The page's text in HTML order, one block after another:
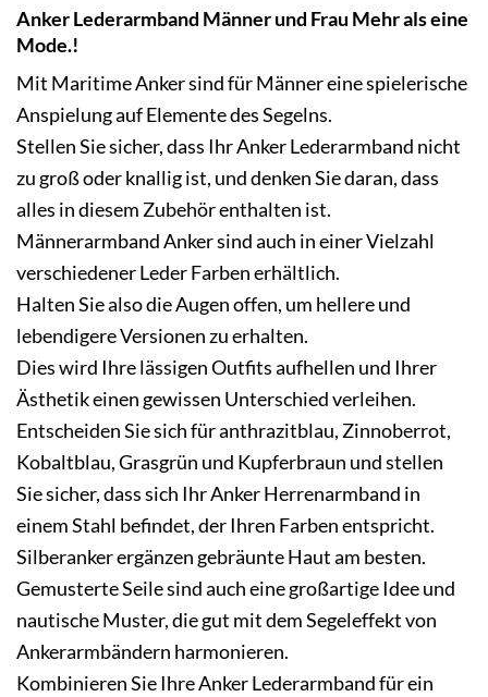
Anker Lederarmband Männer und Frau Mehr als eine
Mode.!
Mit Maritime Anker sind für Männer eine spielerische
Anspielung auf Elemente des Segelns.
Stellen Sie sicher, dass Ihr Anker Lederarmband nicht
zu groß oder knallig ist, und denken Sie daran, dass
alles in diesem Zubehör enthalten ist.
Männerarmband Anker sind auch in einer Vielzahl
verschiedener Leder Farben erhältlich.
Halten Sie also die Augen offen, um hellere und
lebendigere Versionen zu erhalten.
Dies wird Ihre lässigen Outfits aufhellen und Ihrer
Ästhetik einen gewissen Unterschied verleihen.
Entscheiden Sie sich für anthrazitblau, Zinnoberrot,
Kobaltblau, Grasgrün und Kupferbraun und stellen
Sie sicher, dass sich Ihr Anker Herrenarmband in
einem Stahl befindet, der Ihren Farben entspricht.
Silberanker ergänzen gebräunte Haut am besten.
Gemusterte Seile sind auch eine großartige Idee und
nautische Muster, die gut mit dem Segeleffekt von
Ankerarmbändern harmonieren.
Kombinieren Sie Ihre Anker Lederarmband für ein